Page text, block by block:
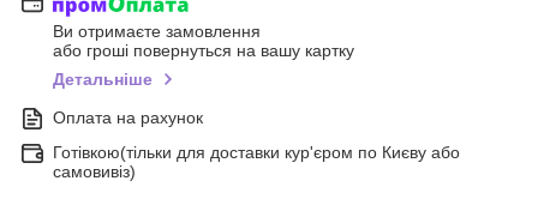
Ви отримаєте замовлення
або гроші повернуться на вашу картку
Детальніше
Оплата на рахунок
Готівкою(тільки для доставки кур'єром по Києву або
самовивіз)